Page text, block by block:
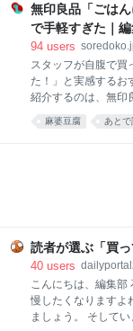
していなか
無印良品「ごは
で手軽すぎた｜
94 users
スタッフが自腹で買
た！」と実感するお
紹介するのは、無印
本格四川の味が楽し
調理するのは、面倒
理するのも暑くて億
麻婆豆腐が味わえ
4〜5分あたためて
500Wで約2分）、
きは、正
麻婆豆腐 あと
読者が選ぶ「買
40 users
こんにちは、編集部
慢したくなりますよ
ましょう。 そして